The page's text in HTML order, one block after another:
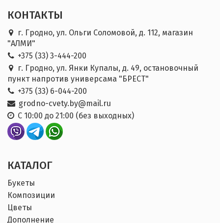
КОНТАКТЫ
г. Гродно, ул. Ольги Соломовой, д. 112, магазин
"АЛМИ"
+375 (33) 3-444-200
г. Гродно, ул. Янки Купалы, д. 49, остановочный
пункт напротив универсама "БРЕСТ"
+375 (33) 6-044-200
grodno-cvety.by@mail.ru
С 10:00 до 21:00 (без выходных)
КАТАЛОГ
Букеты
Композиции
Цветы
Дополнение